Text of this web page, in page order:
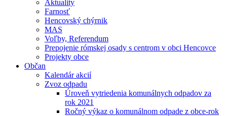
Aktuality
Farnosť
Hencovský chýrnik
MAS
Voľby, Referendum
Prepojenie rómskej osady s centrom v obci Hencovce
Projekty obce
Občan
Kalendár akcií
Zvoz odpadu
Úroveň vytriedenia komunálnych odpadov za
rok 2021
Ročný výkaz o komunálnom odpade z obce-rok